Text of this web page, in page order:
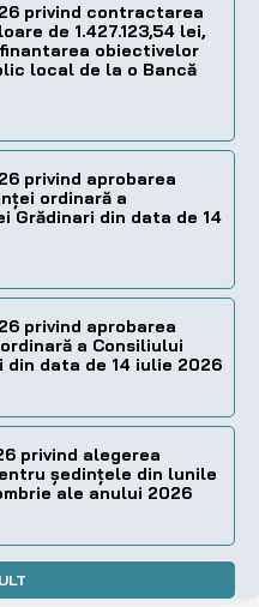
privind contractarea
de 1.427.123,54 lei,
obiectivelor
local de la o Bancă
privind aprobarea
ordinară a
Grădinari din data de 14
privind aprobarea
a Consiliului
din data de 14 iulie 2026
privind alegerea
ședințele din lunile
ale anului 2026